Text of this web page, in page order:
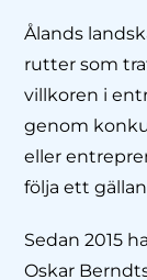
Ålands
rutter som
villkoren i
genom
eller
följa ett
Sedan 2015
Oskar